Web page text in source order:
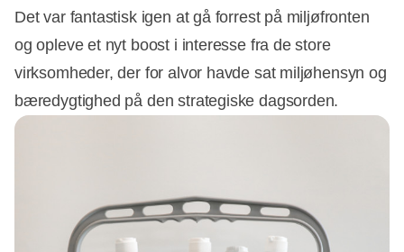
Det var fantastisk igen at gå forrest på miljøfronten
og opleve et nyt boost i interesse fra de store
virksomheder, der for alvor havde sat miljøhensyn og
bæredygtighed på den strategiske dagsorden.